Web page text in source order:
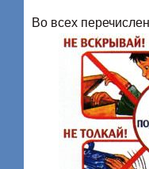
Во всех